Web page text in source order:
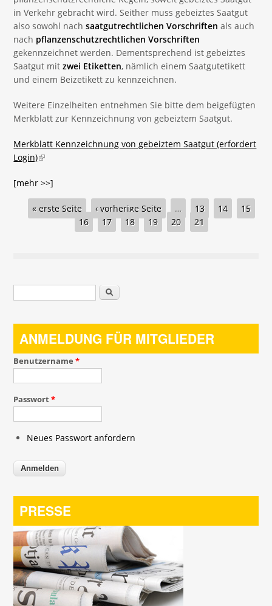
in Verkehr gebracht wird. Seither muss gebeiztes Saatgut
also sowohl nachsaatgutrechtlichen Vorschriften als auch
nach pflanzenschutzrechtlichen Vorschriften
gekennzeichnet werden. Dementsprechend ist gebeiztes
Saatgut mitzwei Etiketten, nämlich einem Saatgutetikett
und einem Beizetikett zu kennzeichnen.
Weitere Einzelheiten entnehmen Sie bitte dem beigefügten
Merkblatt zur Kennzeichnung von gebeiztem Saatgut.
Merkblatt Kennzeichnung von gebeiztem Saatgut (erfordert
Login)(link is external)
[mehr >>]
Seiten
« erste Seite ‹ vorherige Seite … 13 14
15
16
17 18 19 20 21
Suchformular Suche
ANMELDUNG FÜR MITGLIEDER
Benutzername*
Passwort*
Neues Passwort anfordern
PRESSE